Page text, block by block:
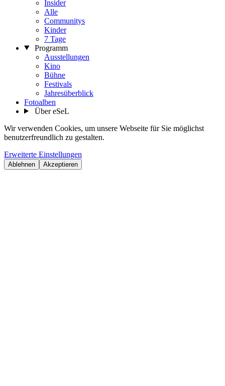
Insider
Alle
Communitys
Kinder
7 Tage
Programm
Ausstellungen
Kino
Bühne
Festivals
Jahresüberblick
Fotoalben
Über eSeL
Wir verwenden Cookies, um unsere Webseite für Sie möglichst
benutzerfreundlich zu gestalten.
Erweiterte Einstellungen
Ablehnen Akzeptieren